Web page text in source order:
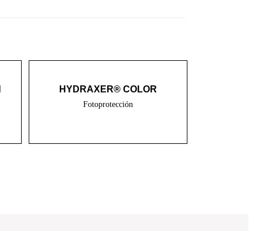
HYDRAXER® COLOR
Fotoprotección